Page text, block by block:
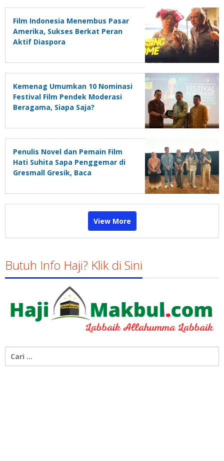
Film Indonesia Menembus Pasar
Amerika, Sukses Berkat Peran
Aktif Diaspora
Kemenag Umumkan 10 Nominasi
Festival Film Pendek Moderasi
Beragama, Siapa Saja?
Penulis Novel dan Pemain Film
Hati Suhita Sapa Penggemar di
Gresmall Gresik, Baca
View More
Butuh Info Haji? Klik di Sini
untuk: